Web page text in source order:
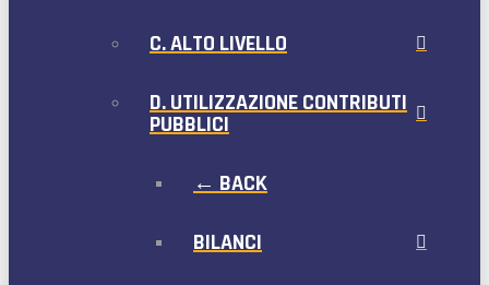
C. ALTO LIVELLO
D. UTILIZZAZIONE CONTRIBUTI
PUBBLICI
← BACK
BILANCI